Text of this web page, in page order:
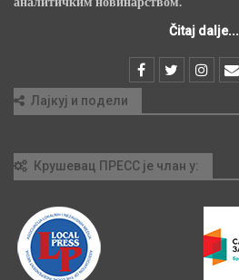
Čitaj dalje...
Лајкуј и подели
Крушевац ПРЕСС је члан у: